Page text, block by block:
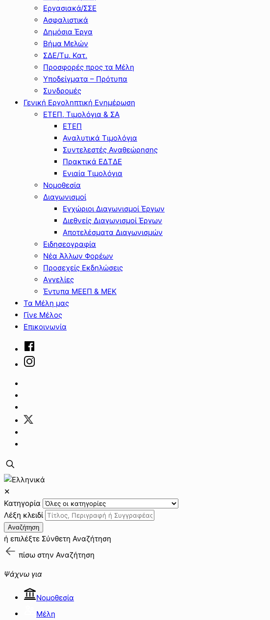
Εργασιακά/ΣΣΕ
Ασφαλιστικά
Δημόσια Έργα
Βήμα Μελών
ΣΔΕ/Τμ. Κατ.
Προσφορές προς τα Μέλη
Υποδείγματα – Πρότυπα
Συνδρομές
Γενική Εργοληπτική Ενημέρωση
ΕΤΕΠ, Τιμολόγια & ΣΑ
ΕΤΕΠ
Αναλυτικά Τιμολόγια
Συντελεστές Αναθεώρησης
Πρακτικά ΕΔΤΔΕ
Ενιαία Τιμολόγια
Νομοθεσία
Διαγωνισμοί
Εγχώριοι Διαγωνισμοί Έργων
Διεθνείς Διαγωνισμοί Έργων
Αποτελέσματα Διαγωνισμών
Ειδησεογραφία
Νέα Άλλων Φορέων
Προσεχείς Εκδηλώσεις
Αγγελίες
Έντυπα ΜΕΕΠ & ΜΕΚ
Τα Μέλη μας
Γίνε Μέλος
Επικοινωνία
✕
Κατηγορία
Λέξη κλειδί
Αναζήτηση
ή επιλέξτε Σύνθετη Αναζήτηση
πίσω στην Αναζήτηση
Ψάχνω για
Νομοθεσία
Μέλη